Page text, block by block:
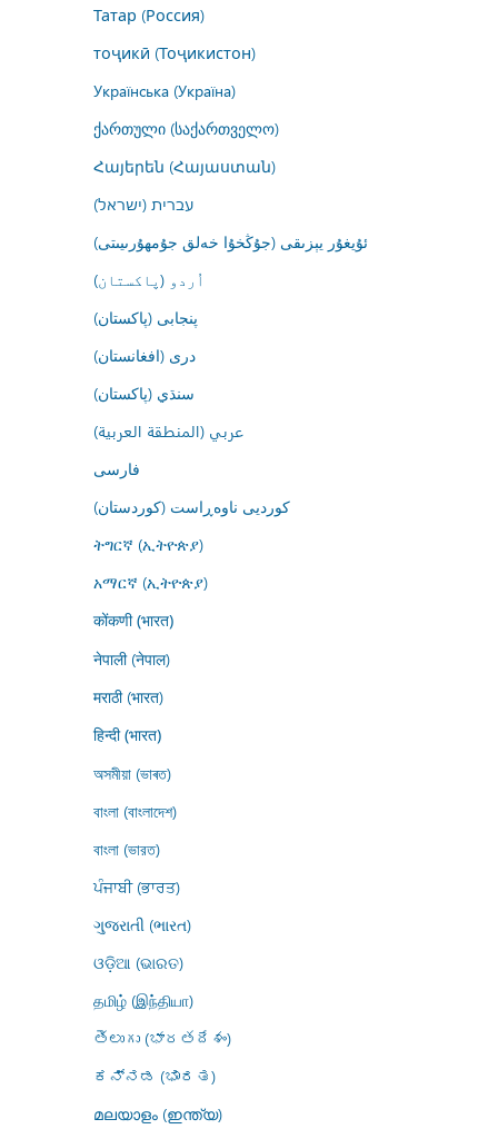
Татар (Россия)
тоҷикӣ (Тоҷикистон)
Українська (Україна)
ქართული (საქართველო)
Հայերեն (Հայաստան)
עברית (ישראל)
ئۇيغۇر يېزىقى (جۇڭخۇا خەلق جۇمھۇرىيىتى)
اُردو (پاکستان)
پنجابی (پاکستان)
درى (افغانستان)
سنڌي (پاکستان)
عربي (المنطقة العربية)
فارسى
کوردیی ناوەڕاست (کوردستان)
ትግርኛ (ኢትዮጵያ)
አማርኛ (ኢትዮጵያ)
कोंकणी (भारत)
नेपाली (नेपाल)
मराठी (भारत)
हिन्दी (भारत)
অসমীয়া (ভাৰত)
বাংলা (বাংলাদেশ)
বাংলা (ভারত)
ਪੰਜਾਬੀ (ਭਾਰਤ)
ગુજરાતી (ભારત)
ଓଡ଼ିଆ (ଭାରତ)
தமிழ் (இந்தியா)
తెలుగు (భారతదేశం)
ಕನ್ನಡ (ಭಾರತ)
മലയാളം (ഇന്ത്യ)